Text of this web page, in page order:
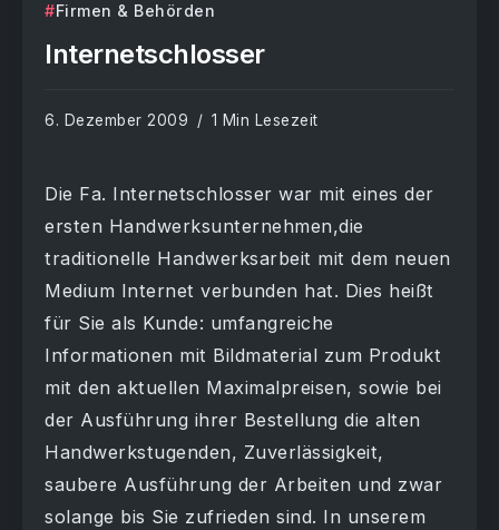
Firmen & Behörden
Internetschlosser
6. Dezember 2009 1 Min Lesezeit
Die Fa. Internetschlosser war mit eines der
ersten Handwerksunternehmen,die
traditionelle Handwerksarbeit mit dem neuen
Medium Internet verbunden hat. Dies heißt
für Sie als Kunde: umfangreiche
Informationen mit Bildmaterial zum Produkt
mit den aktuellen Maximalpreisen, sowie bei
der Ausführung ihrer Bestellung die alten
Handwerkstugenden, Zuverlässigkeit,
saubere Ausführung der Arbeiten und zwar
solange bis Sie zufrieden sind. In unserem